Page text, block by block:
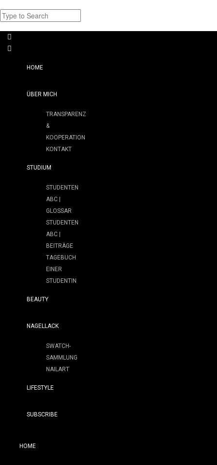
HOME
ÜBER MICH
TRANSPARENZ
&
KOOPERATION
KONTAKT
STUDIUM
STUDENTEN
ABC |
GLOSSAR
STUDENTEN
ABC |
BEITRÄGE
TAGEBUCH
EINER
STUDENTIN
BEAUTY
NAGELLACK
SWATCH-
SAMMLUNG
NAILART
LIFESTYLE
SUBSCRIBE
HOME